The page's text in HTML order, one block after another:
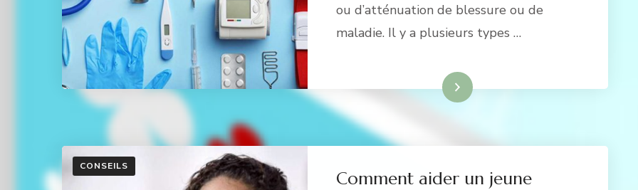
ou d’atténuation de blessure ou de
maladie. Il y a plusieurs types …
Lire la suite
CONSEILS
Comment aider un jeune